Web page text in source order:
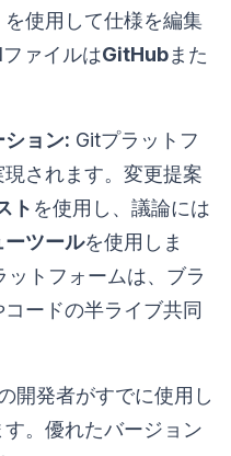
使用して仕様を編集
ァイルはGitHubまた
ション: Gitプラットフ
されます。変更提案
ト を使用し、議論には
ーツールを使用しま
トフォームは、ブラ
ードの半ライブ共同
開発者がすでに使用し
。優れたバージョン